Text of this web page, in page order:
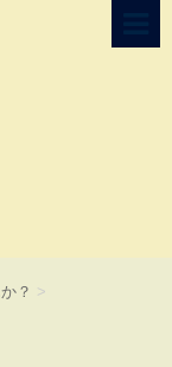
？ >